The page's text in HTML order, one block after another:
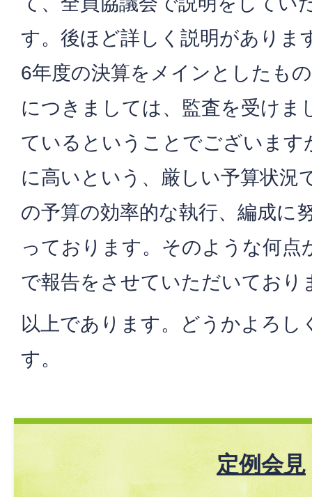
す。後ほど詳しく説明がありま
6年度の決算をメインとしたも
につきましては、監査を受けま
ているということでございます
に高いという、厳しい予算状況
の予算の効率的な執行、編成に
っております。そのような何点
で報告をさせていただいており
以上であります。どうかよろし
す。
定例会見